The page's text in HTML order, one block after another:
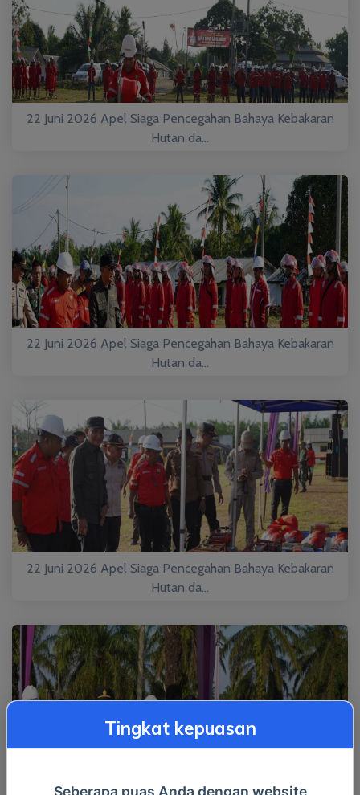
22 Juni 2026 Apel Siaga Pencegahan Bahaya Kebakaran
Hutan da...
22 Juni 2026 Apel Siaga Pencegahan Bahaya Kebakaran
Hutan da...
22 Juni 2026 Apel Siaga Pencegahan Bahaya Kebakaran
Hutan da...
Tingkat kepuasan
Seberapa puas Anda dengan website